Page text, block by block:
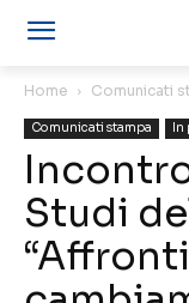
Home Comunicati
Comunicati stampa In
Studi